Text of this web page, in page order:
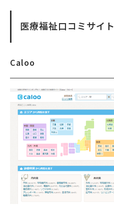
医療福祉口コミサイト
Caloo